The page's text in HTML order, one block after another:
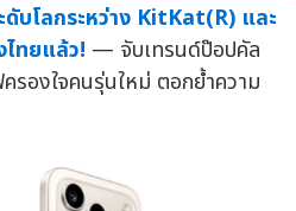
บโลกระหว่าง KitKat(R) และ
ทยแล้ว! — จับเทรนด์ป๊อปคัล
รองใจคนรุ่นใหม่ ตอกย้ำความ